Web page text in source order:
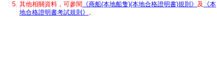
其他相關資料，可參閱 《商船(本地船隻)(本地合格證明書)規則》 及 《本
地合格證明書考試規則》 。